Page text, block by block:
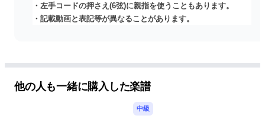
・左手コードの押さえ(6弦)に親指を使うこともあります。
・記載動画と表記等が異なることがあります。
他の人も一緒に購入した楽譜
中級